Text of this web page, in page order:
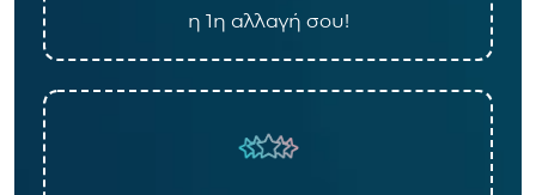
η 1η αλλαγή σου!